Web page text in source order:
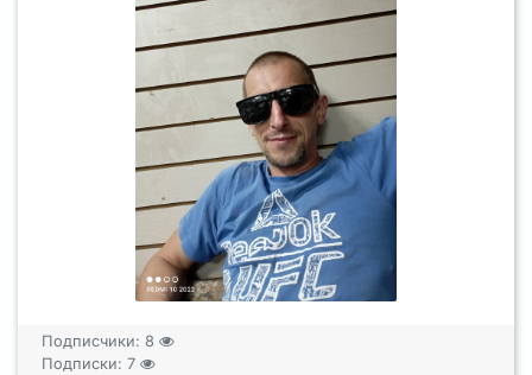
Подписчики: 8
Подписки: 7